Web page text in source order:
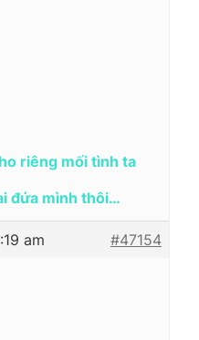
riêng mối tình ta
đứa mình thôi…
am #47154